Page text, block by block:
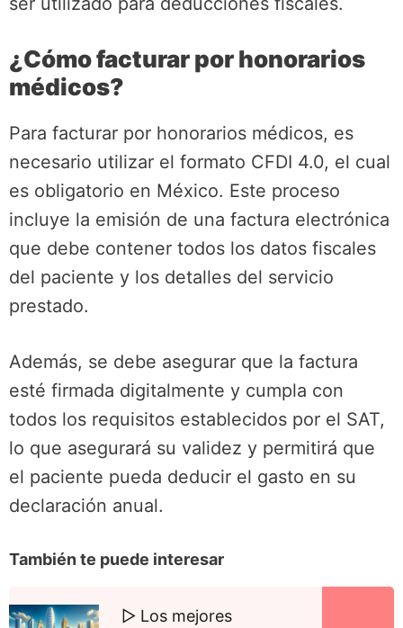
¿Cómo facturar por honorarios
médicos?
Para facturar por honorarios médicos, es
necesario utilizar el formato CFDI 4.0, el cual
es obligatorio en México. Este proceso
incluye la emisión de una factura electrónica
que debe contener todos los datos fiscales
del paciente y los detalles del servicio
prestado.
Además, se debe asegurar que la factura
esté firmada digitalmente y cumpla con
todos los requisitos establecidos por el SAT,
lo que asegurará su validez y permitirá que
el paciente pueda deducir el gasto en su
declaración anual.
También te puede interesar
▷ Los mejores